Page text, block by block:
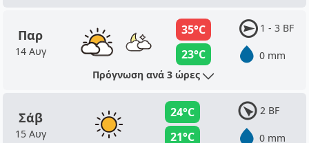
Παρ
14 Αυγ
35°C
23°C
1 - 3 BF
0 mm
Πρόγνωση ανά 3 ώρες
Σάβ
15 Αυγ
24°C
21°C
2 BF
0 mm